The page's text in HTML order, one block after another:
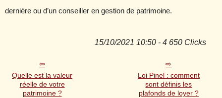
dernière ou d’un conseiller en gestion de patrimoine.
15/10/2021 10:50 - 4 650 Clicks
Quelle est la valeur
réelle de votre
patrimoine ?
Loi Pinel : comment
sont définis les
plafonds de loyer ?